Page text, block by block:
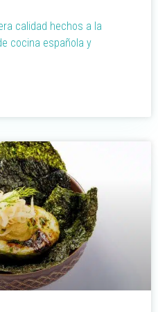
calidad hechos a la
cocina española y